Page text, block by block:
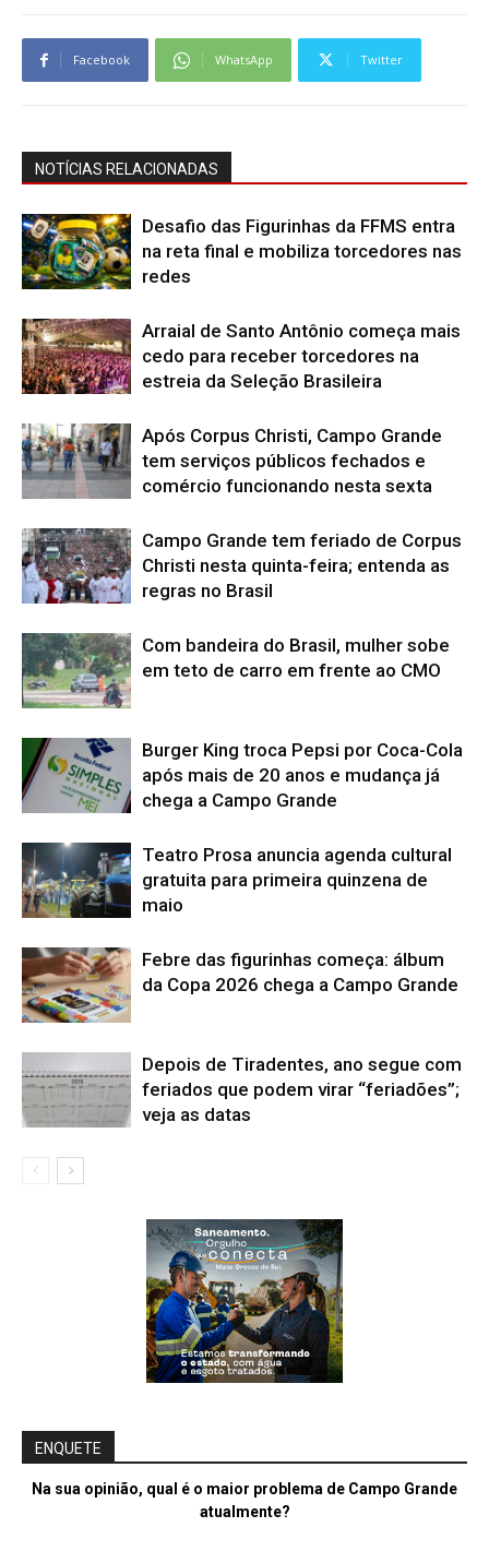
Facebook WhatsApp Twitter
NOTÍCIAS RELACIONADAS
Desafio das Figurinhas da FFMS entra
na reta final e mobiliza torcedores nas
redes
Arraial de Santo Antônio começa mais
cedo para receber torcedores na
estreia da Seleção Brasileira
Após Corpus Christi, Campo Grande
tem serviços públicos fechados e
comércio funcionando nesta sexta
Campo Grande tem feriado de Corpus
Christi nesta quinta-feira; entenda as
regras no Brasil
Com bandeira do Brasil, mulher sobe
em teto de carro em frente ao CMO
Burger King troca Pepsi por Coca-Cola
após mais de 20 anos e mudança já
chega a Campo Grande
Teatro Prosa anuncia agenda cultural
gratuita para primeira quinzena de
maio
Febre das figurinhas começa: álbum
da Copa 2026 chega a Campo Grande
Depois de Tiradentes, ano segue com
feriados que podem virar “feriadões”;
veja as datas
ENQUETE
Na sua opinião, qual é o maior problema de Campo Grande
atualmente?